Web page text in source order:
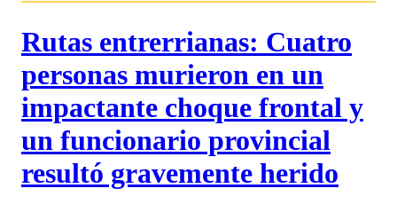
Rutas entrerrianas: Cuatro
personas murieron en un
impactante choque frontal y
un funcionario provincial
resultó gravemente herido